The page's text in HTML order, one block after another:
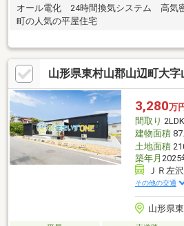
オール電化 24時間換気システム 高気
町の人気の平屋住宅
山形県東村山郡山辺町大
3,280万
間取り 2LDK
建物面積
土地面積
築年月 2025
ＪＲ左
その他の交通
山形県